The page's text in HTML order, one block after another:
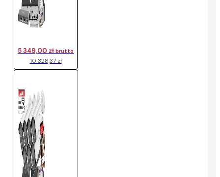
10 328,37 zł
5 349,00 zł brutto